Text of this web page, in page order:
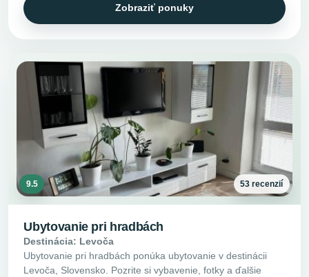
Zobraziť ponuky
9.5 53 recenzií
Ubytovanie pri hradbách
Destinácia: Levoča
Ubytovanie pri hradbách ponúka ubytovanie v destinácii
Levoča, Slovensko. Pozrite si vybavenie, fotky a ďalšie